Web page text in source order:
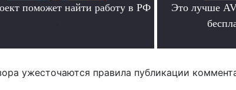
поможет найти работу в РФ
Это лучше
ужесточаются правила публикации